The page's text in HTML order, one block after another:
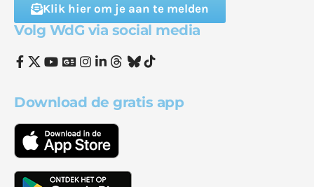
Klik hier om je aan te melden
Volg WdG via social media
Download de gratis app